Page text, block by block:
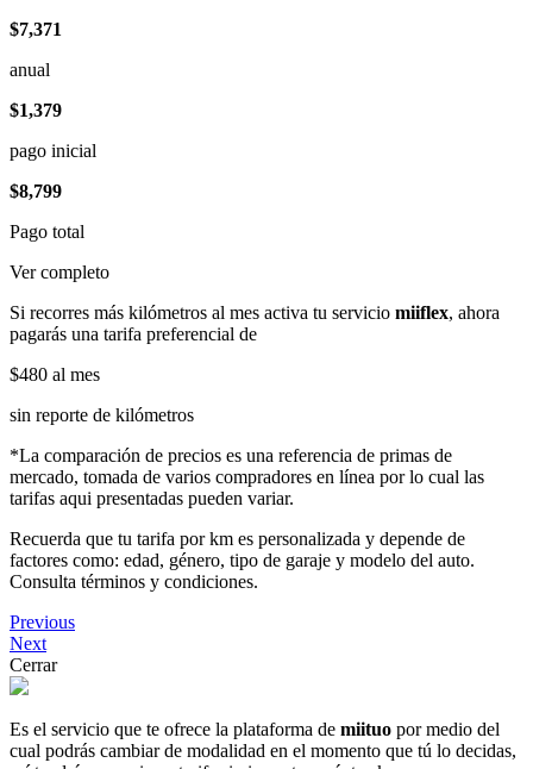
$7,371
anual
$1,379
pago inicial
$8,799
Pago total
Ver completo
Si recorres más kilómetros al mes activa tu servicio miiflex, ahora
pagarás una tarifa preferencial de
$480 al mes
sin reporte de kilómetros
*La comparación de precios es una referencia de primas de
mercado, tomada de varios compradores en línea por lo cual las
tarifas aqui presentadas pueden variar.
Recuerda que tu tarifa por km es personalizada y depende de
factores como: edad, género, tipo de garaje y modelo del auto.
Consulta términos y condiciones.
Previous
Next
Cerrar
Es el servicio que te ofrece la plataforma de miituo por medio del
cual podrás cambiar de modalidad en el momento que tú lo decidas,